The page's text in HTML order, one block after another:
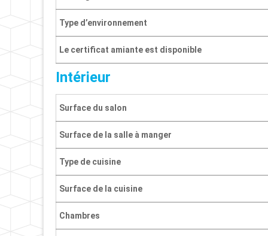
Type d’environnement
Le certificat amiante est disponible
Intérieur
Surface du salon
Surface de la salle à manger
Type de cuisine
Surface de la cuisine
Chambres